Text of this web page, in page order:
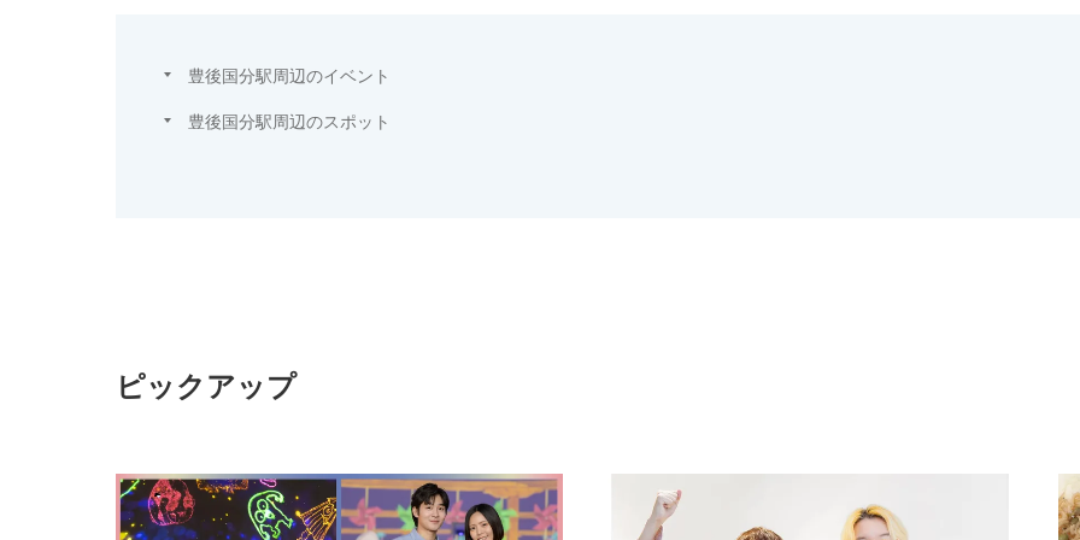
豊後国分駅周辺のイベント
豊後国分駅周辺のスポット
ピックアップ